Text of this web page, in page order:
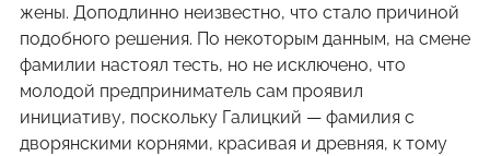
жены. Доподлинно неизвестно, что стало причиной
подобного решения. По некоторым данным, на смене
фамилии настоял тесть, но не исключено, что
молодой предприниматель сам проявил
инициативу, поскольку Галицкий — фамилия с
дворянскими корнями, красивая и древняя, к тому